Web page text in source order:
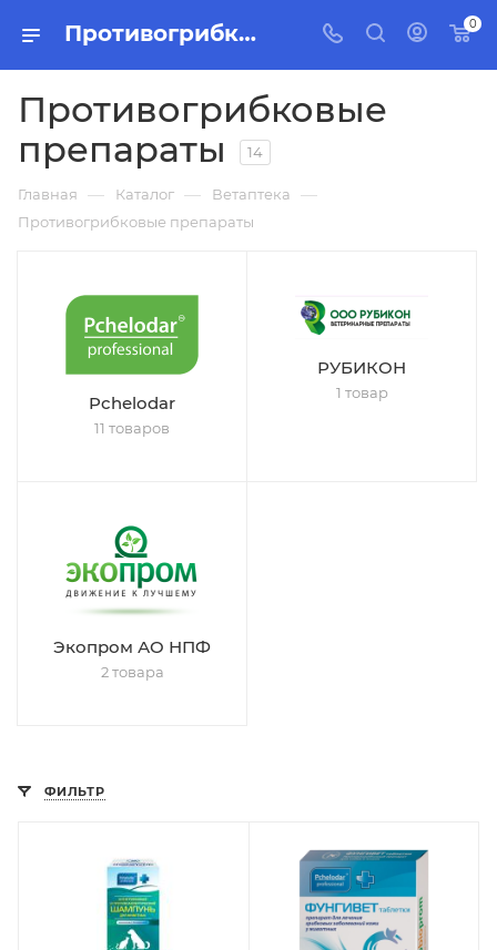
Противогрибковые препараты купить в Минске по доступным ценам. 0
Противогрибковые
препараты
14
Главная — Каталог — Ветаптека —
Противогрибковые препараты
Pchelodar
11 товаров
РУБИКОН
1 товар
Экопром АО НПФ
2 товара
ФИЛЬТР